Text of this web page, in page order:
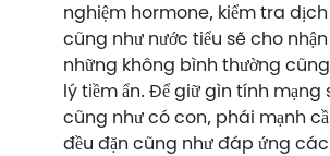
nghiệm hormone, kiểm tra dịch
cũng như nước tiểu sẽ cho
những không bình thường
lý tiềm ẩn. Để giữ gìn tính mạng
cũng như có con, phái mạnh
đều đặn cũng như đáp ứng